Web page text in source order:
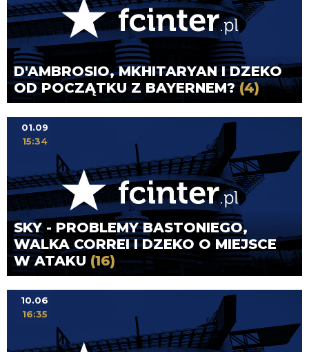
D'AMBROSIO, MKHITARYAN I DZEKO
OD POCZĄTKU Z BAYERNEM?(4)
SKY - PROBLEMY BASTONIEGO,
WALKA CORREI I DZEKO O MIEJSCE
W ATAKU (16)
01.09
15:34
10.06
16:35